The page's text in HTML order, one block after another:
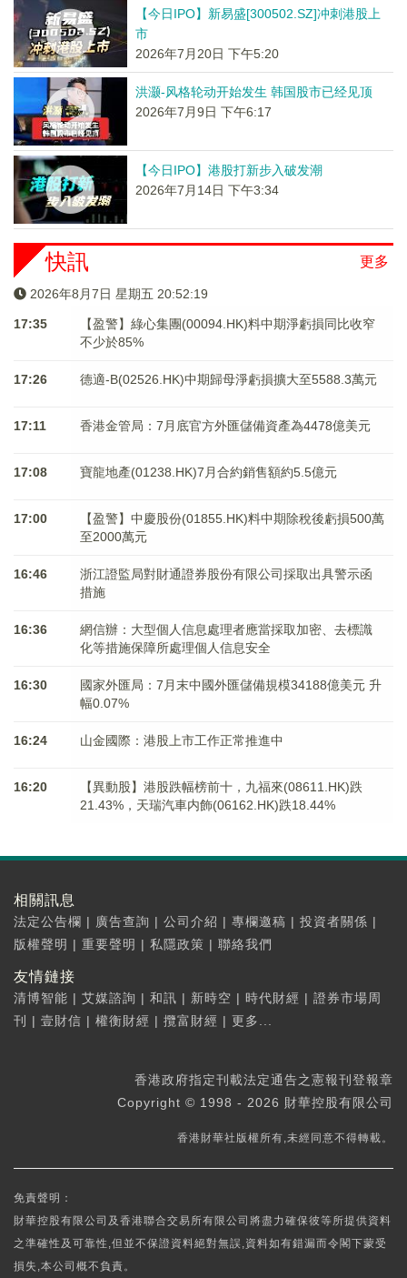
【今日IPO】新易盛[300502.SZ]冲刺港股上
市
2026年7月20日 下午5:20
洪灏-风格轮动开始发生 韩国股市已经见顶
2026年7月9日 下午6:17
【今日IPO】港股打新步入破发潮
2026年7月14日 下午3:34
更多
快訊
2026年8月7日 星期五 20:52:19
17:35
【盈警】綠心集團(00094.HK)料中期淨虧損同比收窄
不少於85%
17:26 德適-B(02526.HK)中期歸母淨虧損擴大至5588.3萬元
17:11 香港金管局：7月底官方外匯儲備資產為4478億美元
17:08 寶龍地產(01238.HK)7月合約銷售額約5.5億元
17:00
【盈警】中慶股份(01855.HK)料中期除稅後虧損500萬
至2000萬元
16:46
浙江證監局對財通證券股份有限公司採取出具警示函
措施
16:36
網信辦：大型個人信息處理者應當採取加密、去標識
化等措施保障所處理個人信息安全
16:30
國家外匯局：7月末中國外匯儲備規模34188億美元 升
幅0.07%
16:24 山金國際：港股上市工作正常推進中
16:20
【異動股】港股跌幅榜前十，九福來(08611.HK)跌
21.43%，天瑞汽車内飾(06162.HK)跌18.44%
相關訊息
法定公告欄 | 廣告查詢 | 公司介紹 | 專欄邀稿 | 投資者關係 |
版權聲明 | 重要聲明 | 私隱政策 | 聯絡我們
友情鏈接
清博智能 | 艾媒諮詢 | 和訊 | 新時空 | 時代財經 | 證券市場周
刊
| 壹財信 | 權衡財經 | 攬富財經 | 更多...
香港政府指定刊載法定通告之憲報刊登報章
Copyright © 1998 - 2026 財華控股有限公司
香港財華社版權所有,未經同意不得轉載。
免責聲明：
財華控股有限公司及香港聯合交易所有限公司將盡力確保彼等所提供資料
之準確性及可靠性,但並不保證資料絕對無誤,資料如有錯漏而令閣下蒙受
損失,本公司概不負責。